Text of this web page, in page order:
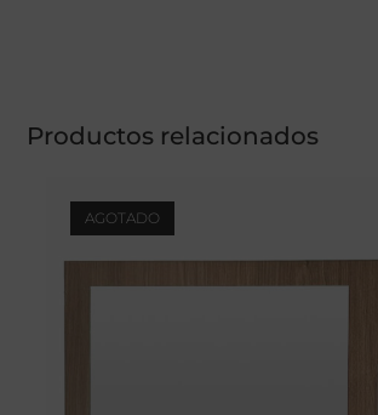
Productos relacionados
AGOTADO